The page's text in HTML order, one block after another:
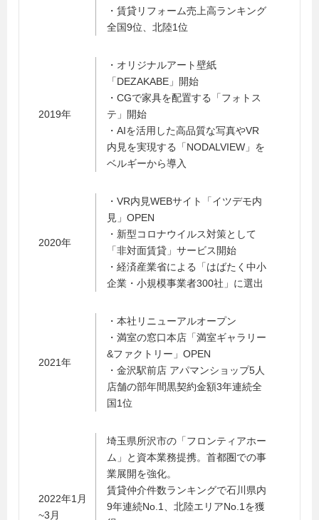
・賃貸リフォーム売上高ランキング
全国9位、北陸1位
2019年
・オリジナルアート壁紙
「DEZAKABE」開始
・CGで家具を配置する「フォトス
テ」開始
・AIを活用した高品質な写真やVR
内見を実現する「NODALVIEW」を
ベルギーから導入
2020年
・VR内見WEBサイト「イツデモ内
見」OPEN
・新型コロナウイルス対策として
「非対面賃貸」サービス開始
・経済産業省による「はばたく中小
企業・小規模事業者300社」に選出
2021年
・本社リニューアルオープン
・満室の窓口本店「満室ギャラリー
&ファクトリー」OPEN
・金沢駅前店 アパマンショップ5人
店舗の部年間黒契約金額3年連続全
国1位
2022年1月
~3月
埼玉県所沢市の「フロンティアホー
ム」と資本業務提携。首都圏での事
業展開を強化。
賃貸仲介件数ランキングで石川県内
9年連続No.1、北陸エリアNo.1を獲